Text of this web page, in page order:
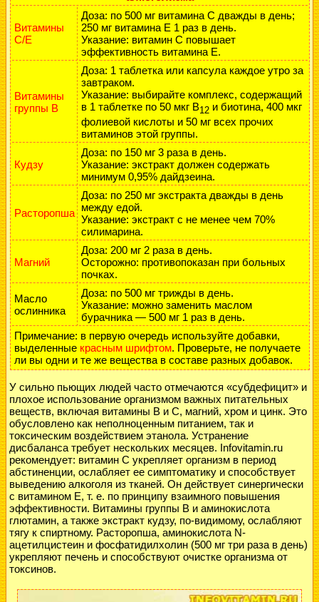
Витамины
С/Е
Доза: по 500 мг витамина С дважды в день;
250 мг витамина E 1 раз в день.
Указание: витамин С повышает
эффективность витамина Е.
Витамины
группы B
Доза: 1 таблетка или капсула каждое утро за
завтраком.
Указание: выбирайте комплекс, содержащий
в 1 таблетке по 50 мкг В12и биотина, 400 мкг
фолиевой кислоты и 50 мг всех прочих
витаминов этой группы.
Кудзу
Доза: по 150 мг 3 раза в день.
Указание: экстракт должен содержать
минимум 0,95% дайдзеина.
Расторопша
Доза: по 250 мг экстракта дважды в день
между едой.
Указание: экстракт с не менее чем 70%
силимарина.
Магний
Доза: 200 мг 2 раза в день.
Осторожно: противопоказан при больных
почках.
Масло
ослинника
Доза: по 500 мг трижды в день.
Указание: можно заменить маслом
бурачника — 500 мг 1 раз в день.
Примечание: в первую очередь используйте добавки,
выделенные красным шрифтом. Проверьте, не получаете
ли вы одни и те же вещества в составе разных добавок.
У сильно пьющих людей часто отмечаются «субдефицит» и
плохое использование организмом важных питательных
веществ, включая витамины В и С, магний, хром и цинк. Это
обусловлено как неполноценным питанием, так и
токсическим воздействием этанола. Устранение
дисбаланса требует нескольких месяцев. Infovitamin.ru
рекомендует: витамин С укрепляет организм в период
абстиненции, ослабляет ее симптоматику и способствует
выведению алкоголя из тканей. Он действует синергически
с витамином Е, т. е. по принципу взаимного повышения
эффективности. Витамины группы В и аминокислота
глютамин, а также экстракт кудзу, по-видимому, ослабляют
тягу к спиртному. Расторопша, аминокислота N-
ацетилцистеин и фосфатидилхолин (500 мг три раза в день)
укрепляют печень и способствуют очистке организма от
токсинов.